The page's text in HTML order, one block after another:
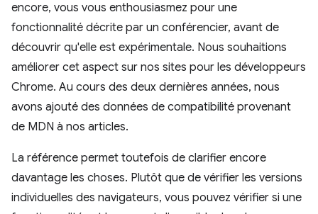
encore, vous vous enthousiasmez pour une
fonctionnalité décrite par un conférencier, avant de
découvrir qu'elle est expérimentale. Nous souhaitions
améliorer cet aspect sur nos sites pour les développeurs
Chrome. Au cours des deux dernières années, nous
avons ajouté des données de compatibilité provenant
de MDN à nos articles.
La référence permet toutefois de clarifier encore
davantage les choses. Plutôt que de vérifier les versions
individuelles des navigateurs, vous pouvez vérifier si une